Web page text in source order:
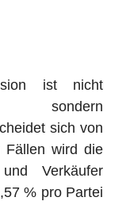
ist nicht
sondern
sich von
Fällen wird die
Verkäufer
% pro Partei